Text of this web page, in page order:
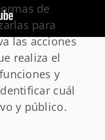
de
para
las acciones
realiza el
y
cuál
y público.